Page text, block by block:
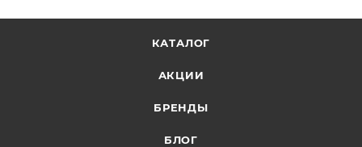
КАТАЛОГ
АКЦИИ
БРЕНДЫ
БЛОГ